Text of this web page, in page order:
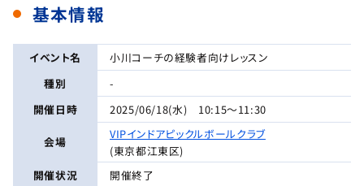
基本情報
イベント名
小川コーチの経験者向けレッスン
種別
-
開催日時
2025/06/18(水) 10:15～11:30
会場
VIPインドアピックルボールクラブ
(東京都江東区)
開催状況
開催終了